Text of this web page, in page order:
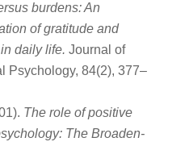
burdens: An
of gratitude and
daily life. Journal of
Psychology, 84(2), 377–
The role of positive
The Broaden-